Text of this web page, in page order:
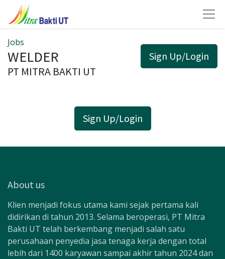
Sign Up/Login
Jobs
WELDER
PT MITRA BAKTI UT
Sign Up/Login
About us
Klien menjadi fokus utama kami sejak pertama kali
didirikan di tahun 2013. Selama beroperasi, PT Mitra
Bakti UT telah berkembang menjadi salah satu
perusahaan penyedia jasa tenaga kerja dengan total
lebih dari 1400 karyawan sampai akhir tahun 2024 dan